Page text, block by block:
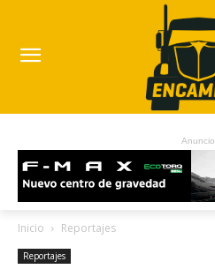
Anuncio
Inicio Reportajes
Reportajes